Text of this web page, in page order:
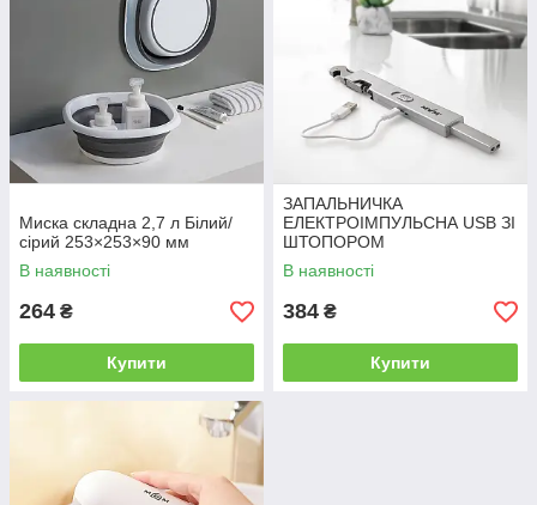
Миска складна 2,7 л Білий/
сірий 253×253×90 мм
В наявності
264 ₴
Купити
ЗАПАЛЬНИЧКА
ЕЛЕКТРОІМПУЛЬСНА USB ЗІ
ШТОПОРОМ
В наявності
384 ₴
Купити